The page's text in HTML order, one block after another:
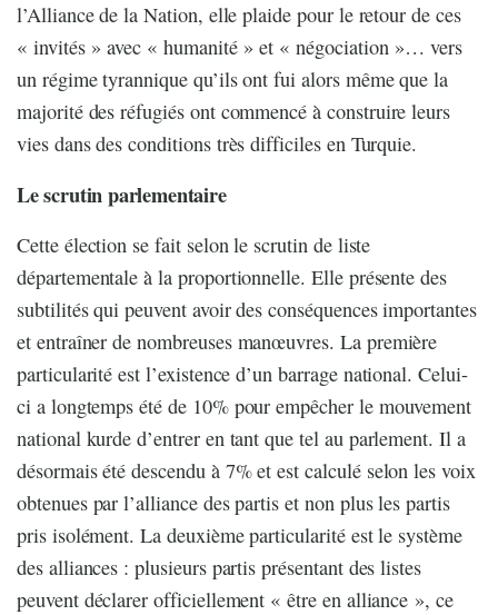
l’Alliance de la Nation, elle plaide pour le retour de ces
« invités » avec « humanité » et « négociation »… vers
un régime tyrannique qu’ils ont fui alors même que la
majorité des réfugiés ont commencé à construire leurs
vies dans des conditions très difficiles en Turquie.
Le scrutin parlementaire
Cette élection se fait selon le scrutin de liste
départementale à la proportionnelle. Elle présente des
subtilités qui peuvent avoir des conséquences importantes
et entraîner de nombreuses manœuvres. La première
particularité est l’existence d’un barrage national. Celui-
ci a longtemps été de 10% pour empêcher le mouvement
national kurde d’entrer en tant que tel au parlement. Il a
désormais été descendu à 7% et est calculé selon les voix
obtenues par l’alliance des partis et non plus les partis
pris isolément. La deuxième particularité est le système
des alliances : plusieurs partis présentant des listes
peuvent déclarer officiellement « être en alliance », ce